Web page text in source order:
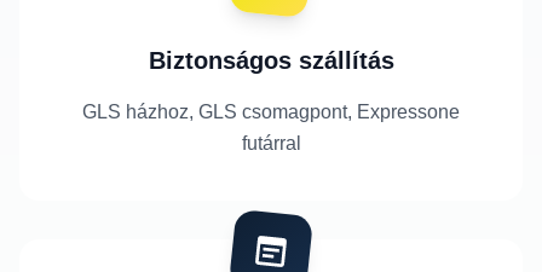
Biztonságos szállítás
GLS házhoz, GLS csomagpont, Expressone
futárral